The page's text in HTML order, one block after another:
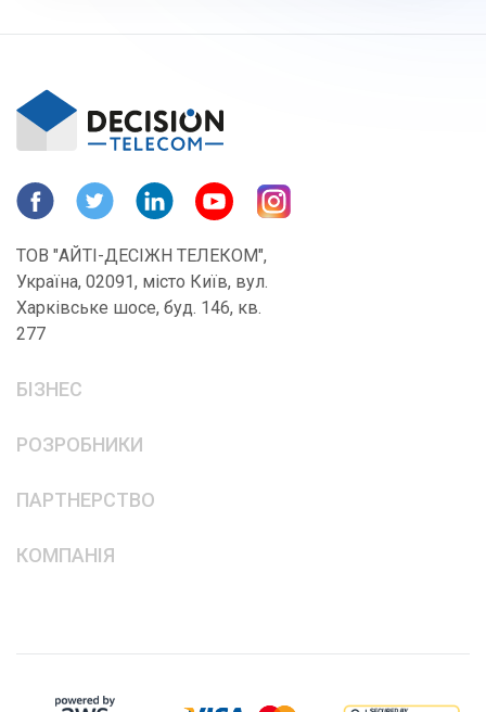
ТОВ "АЙТІ-ДЕСІЖН ТЕЛЕКОМ",
Україна, 02091, місто Київ, вул.
Харківське шосе, буд. 146, кв.
277
БІЗНЕС
РОЗРОБНИКИ
ПАРТНЕРСТВО
КОМПАНІЯ